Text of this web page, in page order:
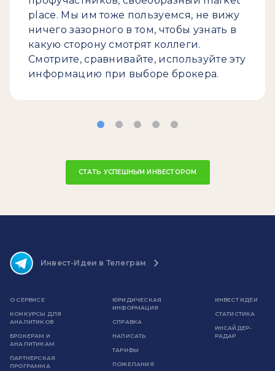
place. Мы им тоже пользуемся, не вижу
ничего зазорного в том, чтобы узнать в
какую сторону смотрят коллеги.
Смотрите, сравнивайте, используйте эту
информацию при выборе брокера.
СТАТЬ УСПЕШНЫМ ИНВЕСТОРОМ
Инвест-Идеи в Телеграм
О СЕРВИСЕ
КОНКУРСЫ ДЛЯ
АНАЛИТИКОВ
БРОКЕРАМ И
АНАЛИТИКАМ
ПАРТНЕРСКАЯ
ПРОГРАММА
ЮРИДИЧЕСКАЯ
ИНФОРМАЦИЯ
СПРАВКА
НАПИСАТЬ
ТАРИФЫ
ПОЖЕЛАНИЯ
ИНВЕСТ ИДЕИ
СТАТИСТИКА
ИНСАЙДЕР-
РАДАР